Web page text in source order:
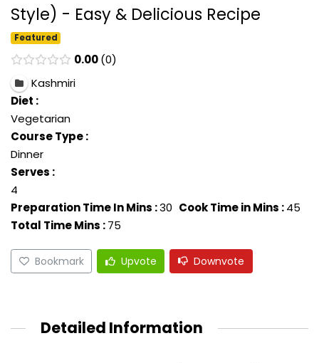
Style) - Easy & Delicious Recipe
Featured
0.00 0
Kashmiri
Diet :
Vegetarian
Course Type :
Dinner
Serves :
4
Preparation Time In Mins :30 Cook Time in Mins :45
Total Time Mins :75
Bookmark Upvote Downvote
Detailed Information